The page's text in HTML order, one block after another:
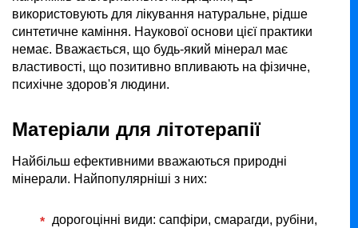
використовують для лікування натуральне, рідше
синтетичне каміння. Наукової основи цієї практики
немає. Вважається, що будь-який мінерал має
властивості, що позитивно впливають на фізичне,
психічне здоров'я людини.
Матеріали для літотерапії
Найбільш ефективними вважаються природні
мінерали. Найпопулярніші з них:
дорогоцінні види: сапфіри, смарагди, рубіни,